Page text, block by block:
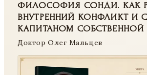
ФИЛОСОФИЯ СОНДИ. КАК
ВНУТРЕННИЙ КОНФЛИКТ И
КАПИТАНОМ СОБСТВЕННОЙ
Доктор Олег Мальцев